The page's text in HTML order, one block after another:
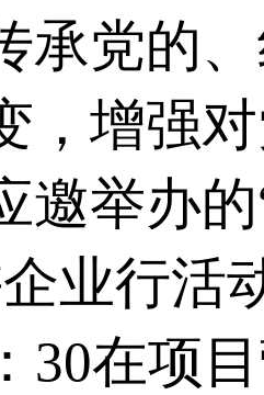
承党的
，增强
邀举办
业行活
30在项